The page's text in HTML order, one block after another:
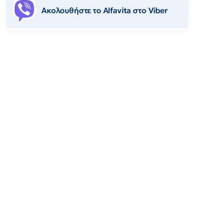
Ακολουθήστε το Αlfavita στο Viber